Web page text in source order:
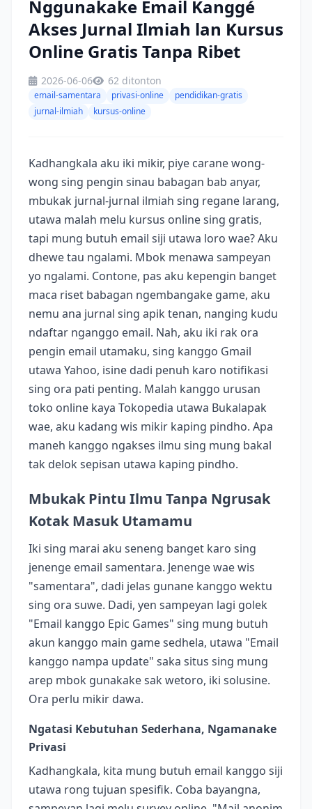
Nggunakake Email Kanggé
Akses Jurnal Ilmiah lan Kursus
Online Gratis Tanpa Ribet
2026-06-06 62 ditonton
email-samentara privasi-online
pendidikan-gratis
jurnal-ilmiah
kursus-online
Kadhangkala aku iki mikir, piye carane wong-
wong sing pengin sinau babagan bab anyar,
mbukak jurnal-jurnal ilmiah sing regane larang,
utawa malah melu kursus online sing gratis,
tapi mung butuh email siji utawa loro wae? Aku
dhewe tau ngalami. Mbok menawa sampeyan
yo ngalami. Contone, pas aku kepengin banget
maca riset babagan ngembangake game, aku
nemu ana jurnal sing apik tenan, nanging kudu
ndaftar nganggo email. Nah, aku iki rak ora
pengin email utamaku, sing kanggo Gmail
utawa Yahoo, isine dadi penuh karo notifikasi
sing ora pati penting. Malah kanggo urusan
toko online kaya Tokopedia utawa Bukalapak
wae, aku kadang wis mikir kaping pindho. Apa
maneh kanggo ngakses ilmu sing mung bakal
tak delok sepisan utawa kaping pindho.
Mbukak Pintu Ilmu Tanpa Ngrusak
Kotak Masuk Utamamu
Iki sing marai aku seneng banget karo sing
jenenge email samentara. Jenenge wae wis
"samentara", dadi jelas gunane kanggo wektu
sing ora suwe. Dadi, yen sampeyan lagi golek
"Email kanggo Epic Games" sing mung butuh
akun kanggo main game sedhela, utawa "Email
kanggo nampa update" saka situs sing mung
arep mbok gunakake sak wetoro, iki solusine.
Ora perlu mikir dawa.
Ngatasi Kebutuhan Sederhana, Ngamanake
Privasi
Kadhangkala, kita mung butuh email kanggo siji
utawa rong tujuan spesifik. Coba bayangna,